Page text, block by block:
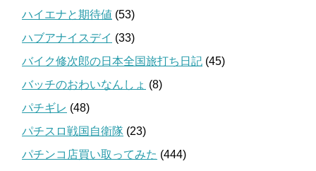
ハイエナと期待値 (53)
ハブアナイスデイ (33)
バイク修次郎の日本全国旅打ち日記 (45)
バッチのおわいなんしょ (8)
パチギレ (48)
パチスロ戦国自衛隊 (23)
パチンコ店買い取ってみた (444)